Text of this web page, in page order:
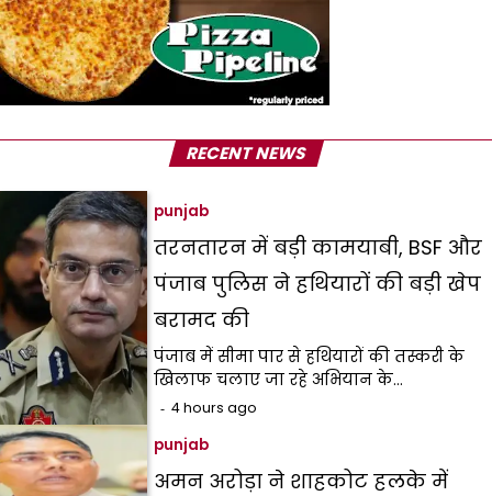
RECENT NEWS
punjab
तरनतारन में बड़ी कामयाबी, BSF और
पंजाब पुलिस ने हथियारों की बड़ी खेप
बरामद की
पंजाब में सीमा पार से हथियारों की तस्करी के
खिलाफ चलाए जा रहे अभियान के…
4 hours ago
punjab
अमन अरोड़ा ने शाहकोट हलके में